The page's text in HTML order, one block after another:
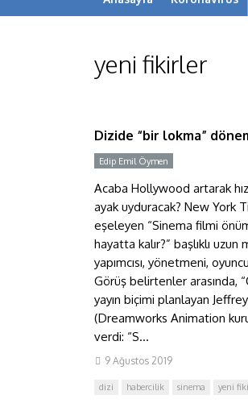
yeni fikirler
Dizide “bir lokma”
Edip Emil Öymen
Acaba Hollywood artarak
ayak uyduracak? New York
eşeleyen “Sinema filmi
hayatta kalır?” başlıklı uzun
yapımcısı, yönetmeni,
Görüş belirtenler arasında,
yayın biçimi planlayan
(Dreamworks Animation
verdi: “S...
9 Ağustos 2019
dizi habercilik sinema yeni